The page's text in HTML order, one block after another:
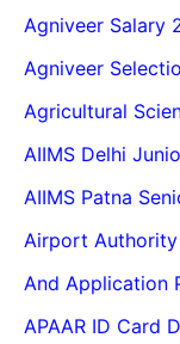
Agniveer Salary
Agniveer
Agricultural
AIIMS Delhi
AIIMS Patna
Airport Authority
And Application
APAAR ID Card